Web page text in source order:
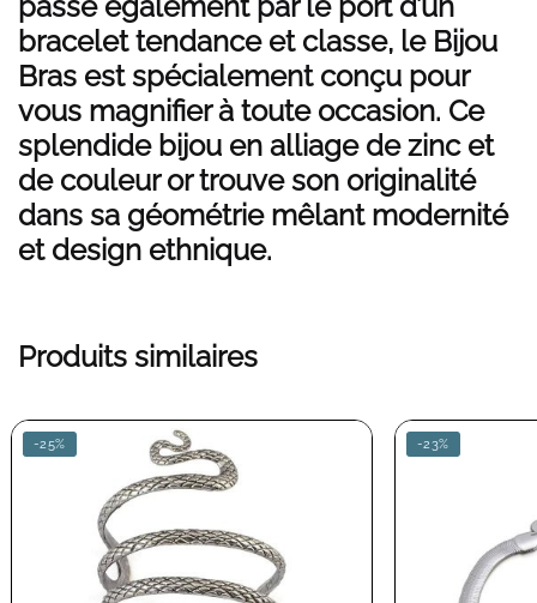
bracelet tendance et classe, le Bijou
Bras est spécialement conçu pour
vous magnifier à toute occasion. Ce
splendide bijou en alliage de zinc et
de couleur or trouve son originalité
dans sa géométrie mêlant modernité
et design ethnique.
Produits similaires
-25% -23%